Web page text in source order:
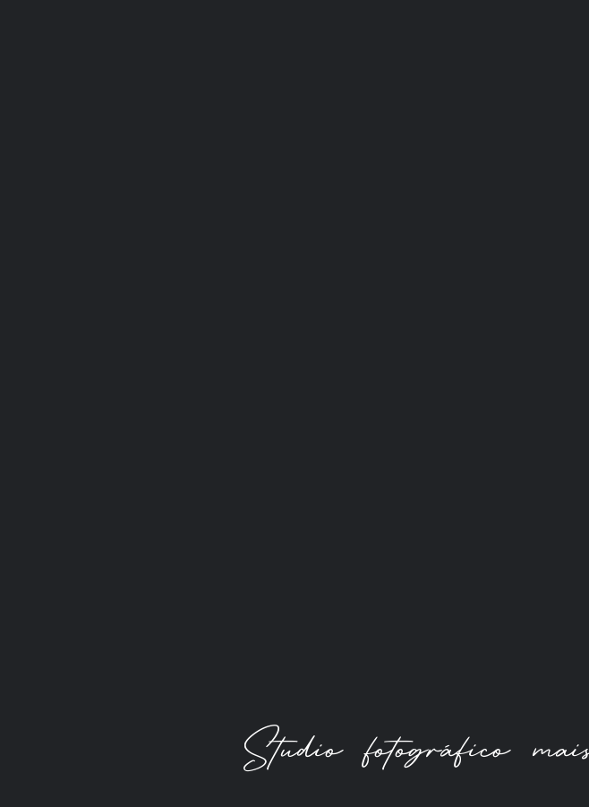
Studio fotográfico